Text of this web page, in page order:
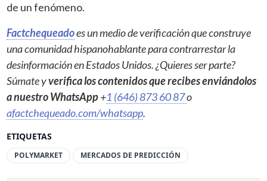
ETIQUETAS
POLYMARKET MERCADOS DE PREDICCIÓN
de un fenómeno.
Factchequeadoes un medio de verificación que construye
una comunidad hispanohablante para contrarrestar la
desinformación en Estados Unidos. ¿Quieres ser parte?
Súmate yverifica los contenidos que recibes enviándolos
a nuestro WhatsApp+1 (646) 873 60 87o
afactchequeado.com/whatsapp.